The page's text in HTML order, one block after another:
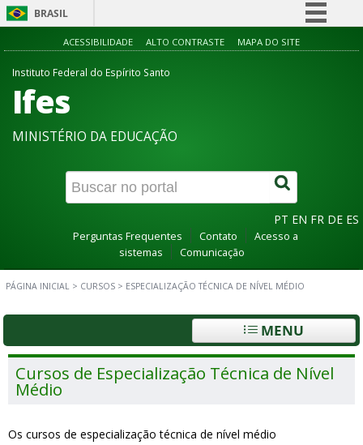
BRASIL
Simplifique!
Canais
ACESSIBILIDADE ALTO CONTRASTE MAPA DO SITE
Instituto Federal do Espírito Santo
Ifes
MINISTÉRIO DA EDUCAÇÃO
PT EN FR DE ES
Perguntas Frequentes Contato
Acesso a
sistemas
Comunicação
PÁGINA INICIAL > CURSOS > ESPECIALIZAÇÃO TÉCNICA DE NÍVEL MÉDIO
MENU
Cursos de Especialização Técnica de Nível
Médio
Os cursos de especialização técnica de nível médio